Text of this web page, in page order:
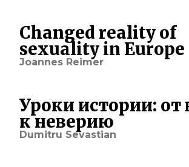
Changed reality of
sexuality in Europe
Joannes Reimer
Уроки истории: от
к неверию
Dumitru Sevastian